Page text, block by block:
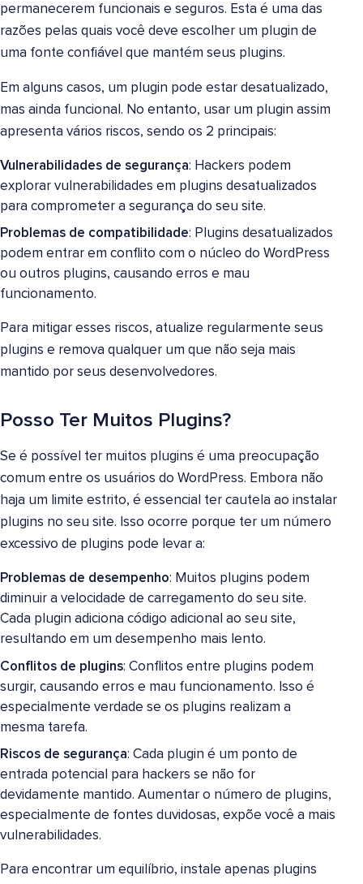
permanecerem funcionais e seguros. Esta é uma das
razões pelas quais você deve escolher um plugin de
uma fonte confiável que mantém seus plugins.
Em alguns casos, um plugin pode estar desatualizado,
mas ainda funcional. No entanto, usar um plugin assim
apresenta vários riscos, sendo os 2 principais:
Vulnerabilidades de segurança: Hackers podem
explorar vulnerabilidades em plugins desatualizados
para comprometer a segurança do seu site.
Problemas de compatibilidade: Plugins desatualizados
podem entrar em conflito com o núcleo do WordPress
ou outros plugins, causando erros e mau
funcionamento.
Para mitigar esses riscos, atualize regularmente seus
plugins e remova qualquer um que não seja mais
mantido por seus desenvolvedores.
Posso Ter Muitos Plugins?
Se é possível ter muitos plugins é uma preocupação
comum entre os usuários do WordPress. Embora não
haja um limite estrito, é essencial ter cautela ao instalar
plugins no seu site. Isso ocorre porque ter um número
excessivo de plugins pode levar a:
Problemas de desempenho: Muitos plugins podem
diminuir a velocidade de carregamento do seu site.
Cada plugin adiciona código adicional ao seu site,
resultando em um desempenho mais lento.
Conflitos de plugins: Conflitos entre plugins podem
surgir, causando erros e mau funcionamento. Isso é
especialmente verdade se os plugins realizam a
mesma tarefa.
Riscos de segurança: Cada plugin é um ponto de
entrada potencial para hackers se não for
devidamente mantido. Aumentar o número de plugins,
especialmente de fontes duvidosas, expõe você a mais
vulnerabilidades.
Para encontrar um equilíbrio, instale apenas plugins